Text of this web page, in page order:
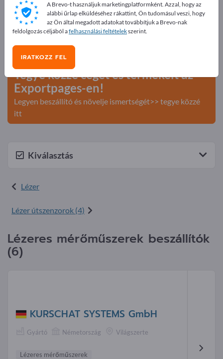
Hirdessen ingyen az Exportpages-
en!
Tegye közzé cégét és termékeit az
Exportpages-en!
Legyen beszállító és növelje ismertségét>> tegye közzé
itt
Kiválasztás
Lézer
Lézer útszenzorok (4)
Lézeres mérőműszerek beszállítók
(6)
KURSCHAT SYSTEMS GmbH
Gyártó Németország Világszerte
Lézeres mérőműszerek
A Brevo-t használjuk marketingplatformként. Azzal, hogy az
alábbi űrlap elküldéséhez rákattint, Ön tudomásul veszi, hogy
az Ön által megadott adatokat továbbítjuk a Brevo-nak
feldolgozás céljából afelhasználási feltételekszerint.
IRATKOZZ FEL